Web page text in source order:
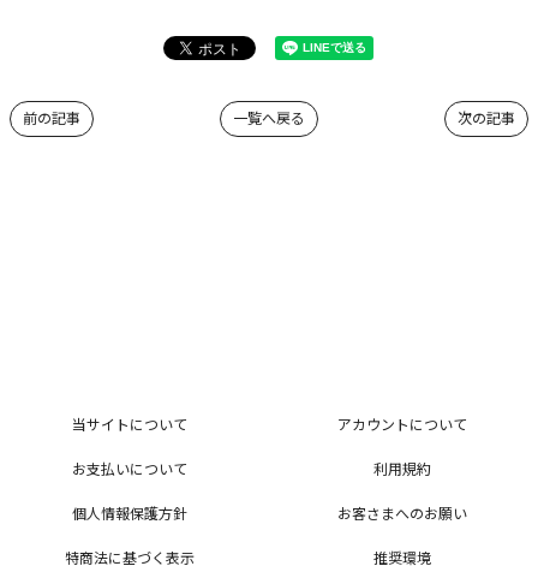
次の記事
一覧へ戻る
前の記事
当サイトについて アカウントについて
お支払いについて 利用規約
個人情報保護方針 お客さまへのお願い
特商法に基づく表示 推奨環境